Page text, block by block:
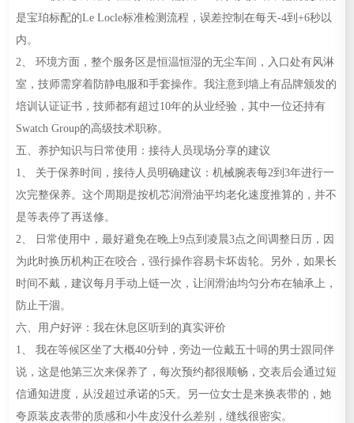
是宝珀标配的Le Locle标准检测流程，误差控制在每天-4到+6秒以
内。
2、 环境方面，整个服务区是恒温恒湿的无尘车间，入口处有风淋
室，技师需穿着防静电服和手套操作。我注意到墙上有品牌颁发的
培训认证证书，技师都有超过10年的从业经验，其中一位还持有
Swatch Group的高级技术职称。
五、养护知识与日常使用：接待人员现场分享的建议
1、 关于保养时间，接待人员明确建议：机械腕表每2到3年进行一
次完整保养。这个周期是按机芯润滑油平均老化速度推算的，并不
是等表停了再送修。
2、 日常使用中，最好避免在晚上9点到凌晨3点之间调整日历，因
为此时换历机构正在咬合，强行操作容易卡坏齿轮。另外，如果长
时间不戴，建议每月手动上链一次，让润滑油均匀分布在轴承上，
防止干涸。
六、用户好评：我在休息区听到的真实评价
1、 我在等候区坐了大概40分钟，旁边一位戴五十噚的男士跟同伴
说，这是他第三次来保养了，每次预约都很顺畅，交表后会通过短
信通知进度，从没超过承诺的5天。另一位女士是来换表带的，她
夸原装皮表带的质感和小牛皮没什么差别，缝线很密实。